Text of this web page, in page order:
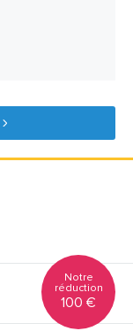
Notre
réduction
100 €